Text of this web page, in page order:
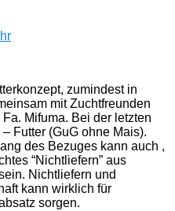
zumindest in
mit Zuchtfreunden
Mifuma. Bei der letzten
Futter (GuG ohne Mais).
des Bezuges kann auch ,
“Nichtliefern” aus
Nichtliefern und
kann wirklich für
sorgen.